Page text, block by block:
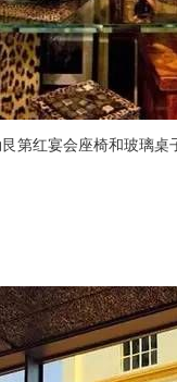
红宴会座椅和玻璃桌